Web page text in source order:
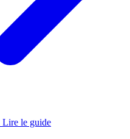
Lire le guide